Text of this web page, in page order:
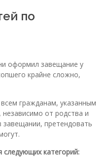
по
оформил завещание у
крайне сложно,
гражданам, указанным
от родства и
завещании, претендовать
следующих категорий: